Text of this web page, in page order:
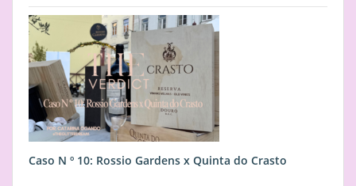
Caso N º 10: Rossio Gardens x Quinta do Crasto